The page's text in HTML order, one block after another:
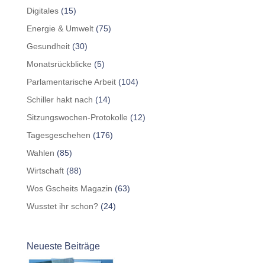
Digitales(15)
Energie & Umwelt(75)
Gesundheit(30)
Monatsrückblicke (5)
Parlamentarische Arbeit(104)
Schiller hakt nach (14)
Sitzungswochen-Protokolle (12)
Tagesgeschehen (176)
Wahlen (85)
Wirtschaft(88)
Wos Gscheits Magazin (63)
Wusstet ihr schon?(24)
Neueste Beiträge